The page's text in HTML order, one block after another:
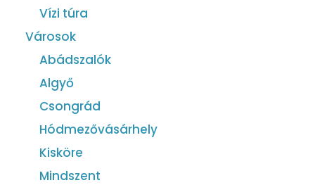
Vízi túra
Városok
Abádszalók
Algyő
Csongrád
Hódmezővásárhely
Kisköre
Mindszent